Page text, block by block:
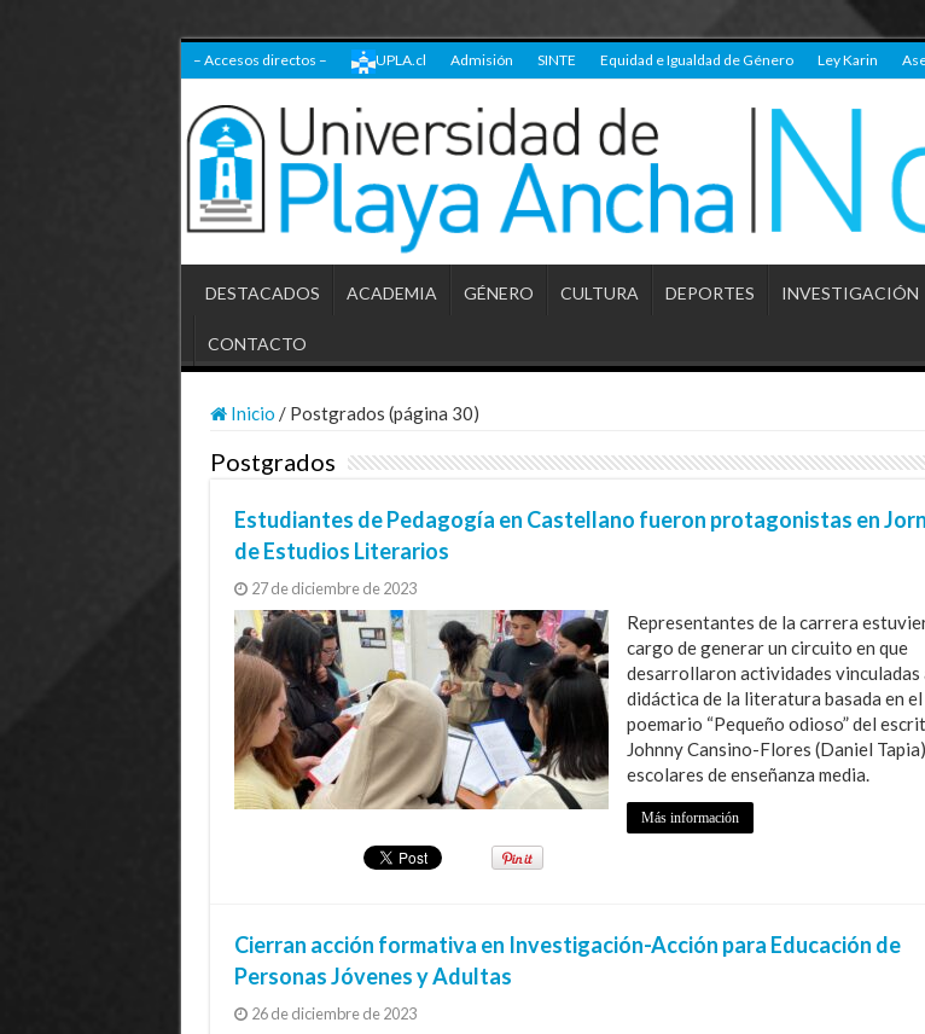
– Accesos directos – UPLA.cl Admisión SINTE Equidad e Igualdad de Género Ley Karin
DESTACADOS ACADEMIA GÉNERO CULTURA DEPORTES INVESTIGACIÓN
CONTACTO
Inicio / Postgrados (página 30)
Postgrados
Estudiantes de Pedagogía en Castellano fueron protagonistas en
de Estudios Literarios
27 de diciembre de 2023
Representantes de la carrera
cargo de generar un circuito en que
desarrollaron actividades vinculadas
didáctica de la literatura basada en el
poemario “Pequeño odioso” del
Johnny Cansino-Flores (Daniel
escolares de enseñanza media.
Más información
Cierran acción formativa en Investigación-Acción para Educación de
Personas Jóvenes y Adultas
26 de diciembre de 2023